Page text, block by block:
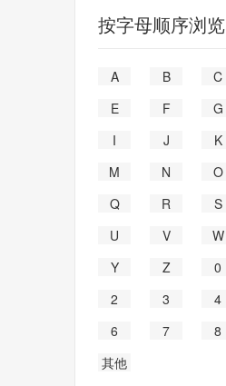
按字母顺序浏览
A B C
E
F G
I
J K
M
N O
Q
R S
U
V W
Y
Z 0
2
3 4
6
7 8
其他